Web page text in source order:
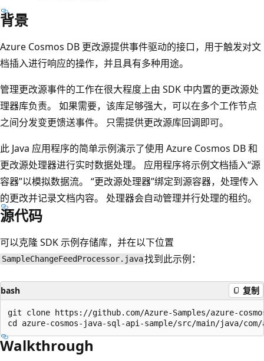
背景
Azure Cosmos DB 更改源提供事件驱动的接口，用于触发对文
档插入进行响应的操作，并且具有多种用途。
管理更改源事件的工作在很大程度上由 SDK 中内置的更改源处
理器库负责。 如果需要，该库足够强大，可以在多个工作节点
之间分发变更馈送事件。 只需提供更改源库回调即可。
此 Java 应用程序的简单示例演示了使用 Azure Cosmos DB 和
更改源处理器进行实时数据处理。 应用程序将示例文档插入“源
容器”以模拟数据流。 “更改源处理器”绑定到源容器，处理传入
的更改并记录文档内容。 处理器会自动管理并行处理的租约。
源代码
可以克隆 SDK 示例存储库，并在以下位置
SampleChangeFeedProcessor.java找到此示例：
bash 复制
git clone https://github.com/Azure-Samples/azure-
Walkthrough